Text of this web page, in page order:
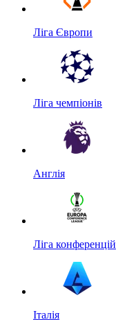
Ліга Європи
Ліга чемпіонів
Англія
Ліга конференцій
Італія